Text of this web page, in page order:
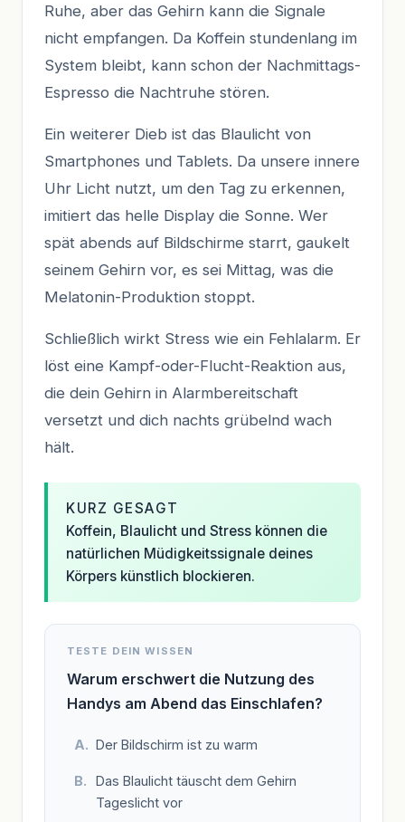
Ruhe, aber das Gehirn kann die Signale
nicht empfangen. Da Koffein stundenlang im
System bleibt, kann schon der Nachmittags-
Espresso die Nachtruhe stören.
Ein weiterer Dieb ist das Blaulicht von
Smartphones und Tablets. Da unsere innere
Uhr Licht nutzt, um den Tag zu erkennen,
imitiert das helle Display die Sonne. Wer
spät abends auf Bildschirme starrt, gaukelt
seinem Gehirn vor, es sei Mittag, was die
Melatonin-Produktion stoppt.
Schließlich wirkt Stress wie ein Fehlalarm. Er
löst eine Kampf-oder-Flucht-Reaktion aus,
die dein Gehirn in Alarmbereitschaft
versetzt und dich nachts grübelnd wach
hält.
KURZ GESAGT
Koffein, Blaulicht und Stress können die
natürlichen Müdigkeitssignale deines
Körpers künstlich blockieren.
TESTE DEIN WISSEN
Warum erschwert die Nutzung des
Handys am Abend das Einschlafen?
Der Bildschirm ist zu warm
Das Blaulicht täuscht dem Gehirn
Tageslicht vor